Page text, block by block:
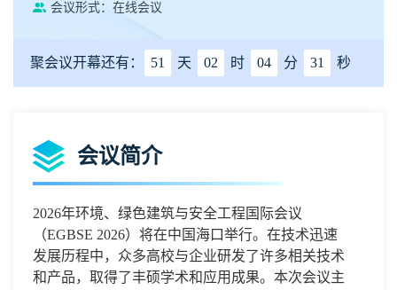
会议形式：在线会议
聚会议开幕还有： 51 天 02 时 04 分 30 秒
会议简介
2026年环境、绿色建筑与安全工程 国际会议
（EGBSE 2026）将在中国海口举行。在技术迅速
发展历程中，众多高校与企业研发了许多相关技术
和产品，取得了丰硕学术和应用成果。本次会议主